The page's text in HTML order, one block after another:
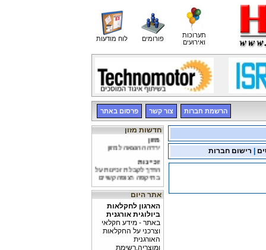
לוח מודעות פורומים
תערוכות
ואירועים
הרשמת חברות צור קשר פרסום באתר
חדשות מזון
מזון
ירדה ההוצאה למזון
זכיינות
הדרך לקבלת זכיינות על
בתי קפה רצופה קשיים
השפעת הדיאטה
מחקר הוכיח, כי ניתן
"להמיס" את הטרשת
בכלי הדם המובילים
למוח, בעזרת דיאטה
אתר היום
הארגון לחקלאות
ביולוגית אורגנית
באתר - מידע חקלאי
וצרכני על החקלאות
האורגנית
ומוצריה,רשימת
רישום חברות